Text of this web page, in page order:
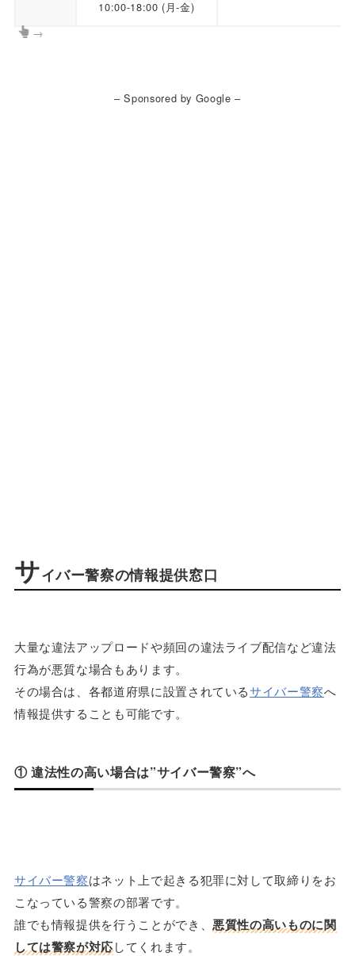
10:00-18:00 (月-金)
→
– Sponsored by Google –
サイバー警察の情報提供窓口
大量な違法アップロードや頻回の違法ライブ配信など違法
行為が悪質な場合もあります。
その場合は、各都道府県に設置されているサイバー警察へ
情報提供することも可能です。
① 違法性の高い場合は”サイバー警察”へ
サイバー警察はネット上で起きる犯罪に対して取締りをお
こなっている警察の部署です。
誰でも情報提供を行うことができ、 悪質性の高いものに関
しては警察が対応してくれます。